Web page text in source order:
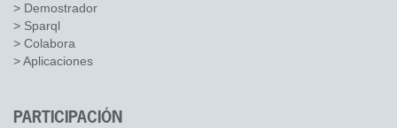
> Demostrador
> Sparql
> Colabora
> Aplicaciones
PARTICIPACIÓN